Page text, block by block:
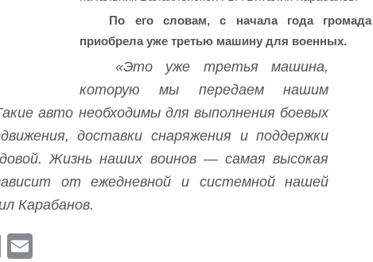
По его словам, с начала года громада
приобрела уже третью машину для военных.
«Это уже третья машина,
которую мы передаем нашим
авто необходимы для выполнения боевых
доставки снаряжения и поддержки
Жизнь наших воинов — самая высокая
от ежедневной и системной нашей
Карабанов.
Pr